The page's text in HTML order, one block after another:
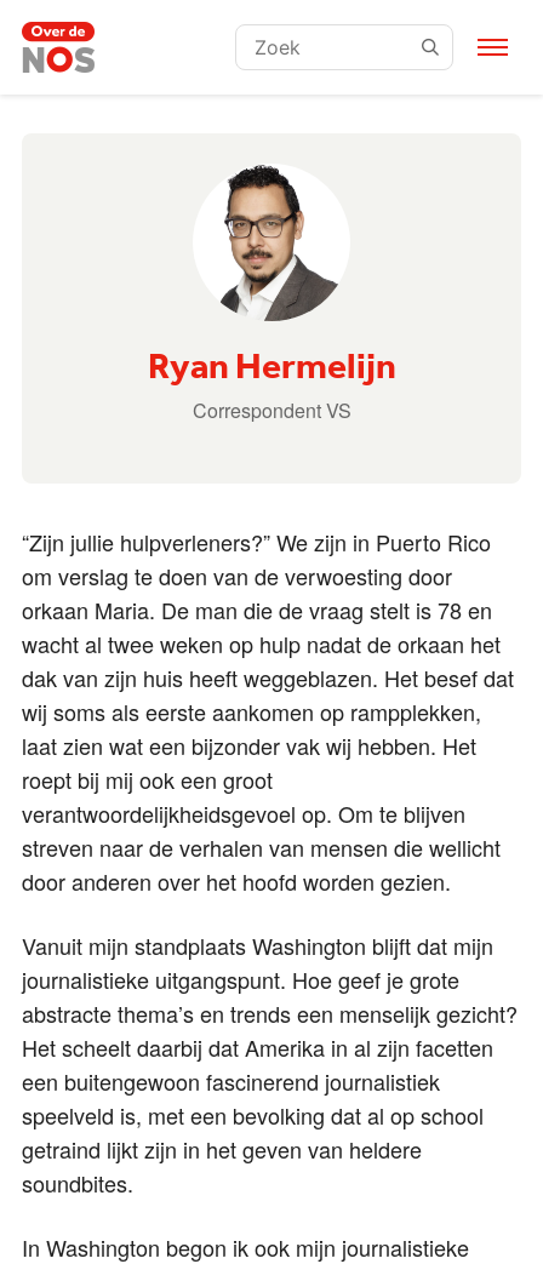
Zoeken:
Ryan Hermelijn
Correspondent VS
“Zijn jullie hulpverleners?” We zijn in Puerto Rico
om verslag te doen van de verwoesting door
orkaan Maria. De man die de vraag stelt is 78 en
wacht al twee weken op hulp nadat de orkaan het
dak van zijn huis heeft weggeblazen. Het besef dat
wij soms als eerste aankomen op rampplekken,
laat zien wat een bijzonder vak wij hebben. Het
roept bij mij ook een groot
verantwoordelijkheidsgevoel op. Om te blijven
streven naar de verhalen van mensen die wellicht
door anderen over het hoofd worden gezien.
Vanuit mijn standplaats Washington blijft dat mijn
journalistieke uitgangspunt. Hoe geef je grote
abstracte thema’s en trends een menselijk gezicht?
Het scheelt daarbij dat Amerika in al zijn facetten
een buitengewoon fascinerend journalistiek
speelveld is, met een bevolking dat al op school
getraind lijkt zijn in het geven van heldere
soundbites.
In Washington begon ik ook mijn journalistieke